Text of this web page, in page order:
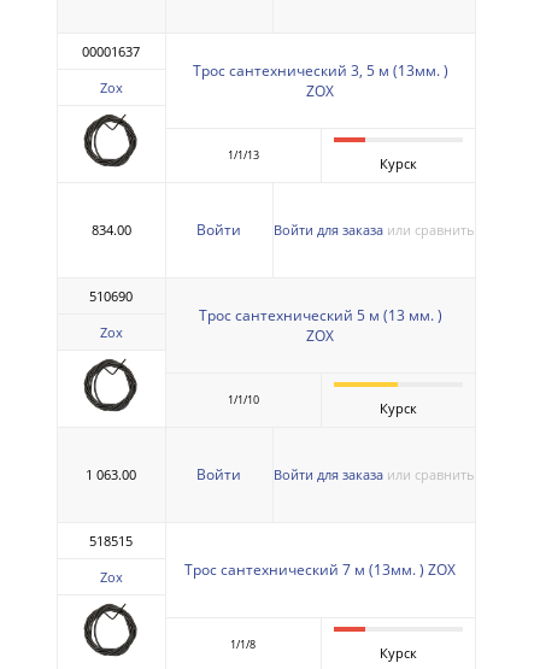
00001637
Zox
Трос сантехнический 3, 5 м (13мм. )
ZOX
1/1/13 Курск
834.00 Войти Войти для заказа или сравнить
510690
Zox
Трос сантехнический 5 м (13 мм. )
ZOX
1/1/10 Курск
1 063.00 Войти Войти для заказа или сравнить
518515
Zox Трос сантехнический 7 м (13мм. ) ZOX
1/1/8 Курск